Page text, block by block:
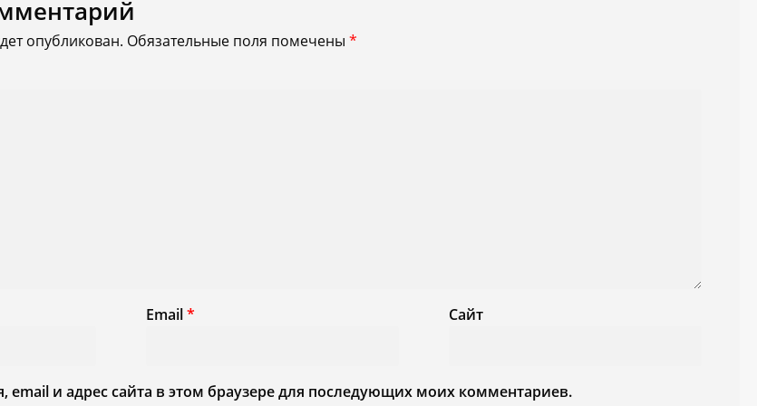
опубликован. Обязательные поля помечены *
Email* Сайт
email и адрес сайта в этом браузере для последующих моих комментариев.